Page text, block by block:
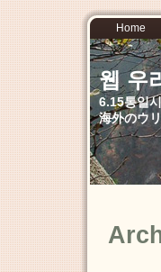
Home
웹 우
6.15통일
海外のウ